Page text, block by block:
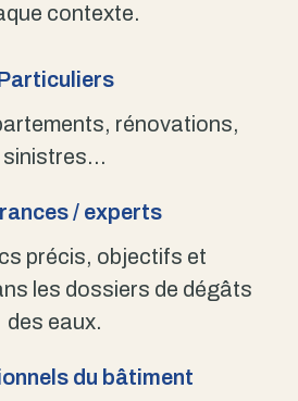
contexte.
rénovations,
sinistres…
/ experts
précis, objectifs et
les dossiers de dégâts
des eaux.
du bâtiment